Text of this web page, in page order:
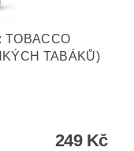
TOBACCO
TABÁKŮ)
249 Kč